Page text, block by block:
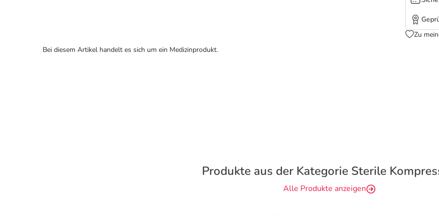
Zu
Bei diesem Artikel handelt es sich um ein Medizinprodukt.
Produkte aus der Kategorie Sterile
Alle Produkte anzeigen